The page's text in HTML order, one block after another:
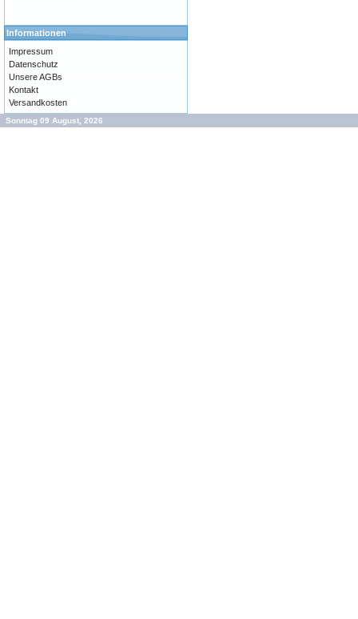
Informationen
Impressum
Datenschutz
Unsere AGBs
Kontakt
Versandkosten
Sonntag 09 August, 2026